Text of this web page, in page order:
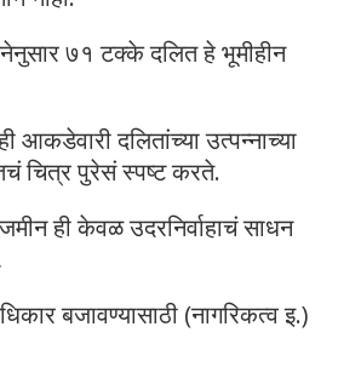
७१ टक्के दलित हे भूमीहीन
आकडेवारी दलितांच्या उत्पन्नाच्या
चित्र पुरेसं स्पष्ट करते.
ही केवळ उदरनिर्वाहाचं साधन
बजावण्यासाठी (नागरिकत्व इ.)